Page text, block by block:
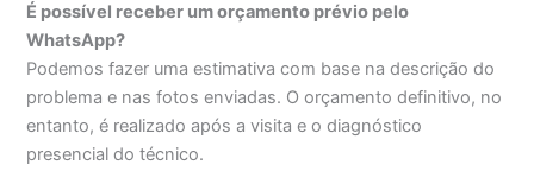
É possível receber um orçamento prévio pelo
WhatsApp?
Podemos fazer uma estimativa com base na descrição do
problema e nas fotos enviadas. O orçamento definitivo, no
entanto, é realizado após a visita e o diagnóstico
presencial do técnico.